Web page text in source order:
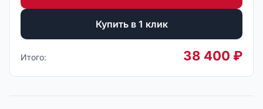
Купить в 1 клик
Итого: 38 400 ₽